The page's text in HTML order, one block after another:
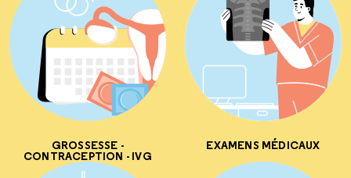
GROSSESSE -
CONTRACEPTION - IVG
EXAMENS MÉDICAUX